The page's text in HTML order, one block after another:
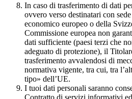
In caso di trasferimento di dati
ovvero verso destinatari con
economico europeo o della
Commissione europea non
dati sufficiente (paesi terzi che
adeguato di protezione), il
trasferimento avvalendosi di
normativa vigente, tra cui, tra
tipo» dell’UE.
I tuoi dati personali saranno
Contratto di servizi informativi